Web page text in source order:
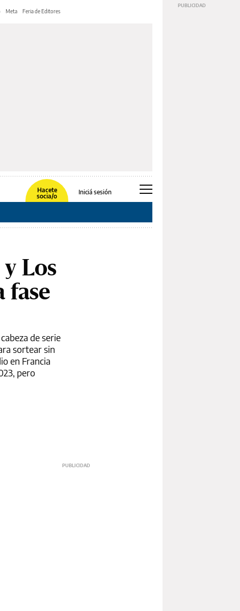
Meta Feria de Editores
Hacete
socia/o
Iniciá sesión
Los
fase
de serie
sortear sin
en Francia
pero